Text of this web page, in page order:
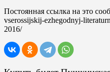
Постоянная ссылка на это
vserossijskij-ezhegodnyj-
2016/